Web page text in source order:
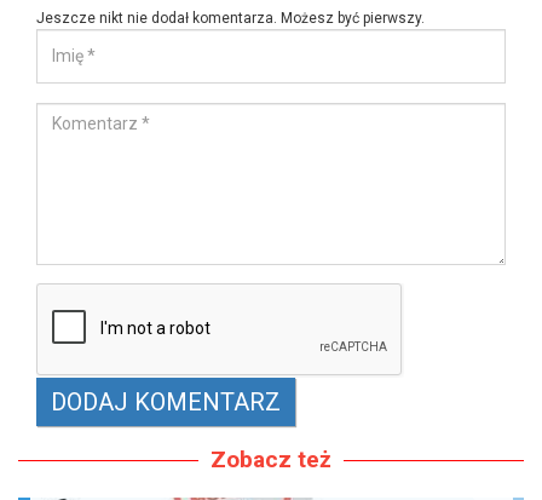
Jeszcze nikt nie dodał komentarza. Możesz być pierwszy.
Zobacz też